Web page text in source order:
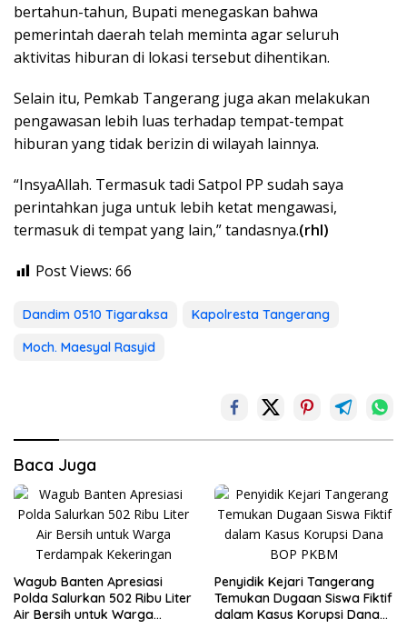
bertahun-tahun, Bupati menegaskan bahwa
pemerintah daerah telah meminta agar seluruh
aktivitas hiburan di lokasi tersebut dihentikan.
Selain itu, Pemkab Tangerang juga akan melakukan
pengawasan lebih luas terhadap tempat-tempat
hiburan yang tidak berizin di wilayah lainnya.
“InsyaAllah. Termasuk tadi Satpol PP sudah saya
perintahkan juga untuk lebih ketat mengawasi,
termasuk di tempat yang lain,” tandasnya.(rhl)
Post Views: 66
Dandim 0510 Tigaraksa
Kapolresta Tangerang
Moch. Maesyal Rasyid
Baca Juga
Wagub Banten Apresiasi
Polda Salurkan 502 Ribu Liter
Air Bersih untuk Warga
Penyidik Kejari Tangerang
Temukan Dugaan Siswa Fiktif
dalam Kasus Korupsi Dana